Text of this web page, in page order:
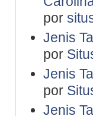
por
Jenis
por
Jenis
por
Jenis